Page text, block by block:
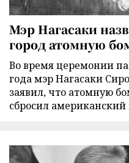
Мэр Нагасаки
город атомную
Во время церемонии
года мэр Нагасаки
заявил, что атомную
сбросил